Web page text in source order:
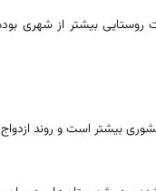
روستایی بیشتر از شهری
را داشته‌ایم که از میانگین کشوری بیشتر است و روند